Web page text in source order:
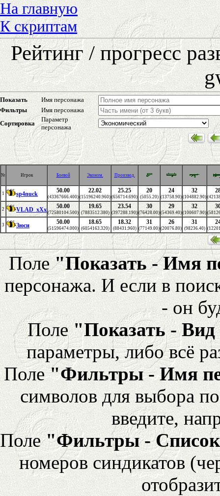
На главную
К скриптам
Рейтинг / прогресс
Показать
Имя персонажа
Фильтры
Имя персонажа
Сортировка
Параметр
персонажа
№ Игрок Боевой Эконом. Производ.
1 sp4nuck 50.00
(43367666.400)
22.02
(15196240.960)
25.25
(656714.690)
20
(5055.20)
24
(13758.90)
32
(104882.90)
2 VLAD_xXx 50.00
(72580104.500)
19.65
(7883512.380)
23.54
(397288.190)
30
(76428.00)
29
(54369.40)
32
(100607.90)
3 Зюси 50.00
(51596474.000)
18.65
(6054163.320)
18.32
(88431.960)
31
(77149.00)
26
(20076.80)
31
(98236.40)
Поле"Показать - Имя
персонажа. И если в
- он
Поле"Показать -
параметры, либо всё
Поле"Фильтры - Имя
символов для выбора
введите,
Поле"Фильтры - Список
номеров синдикатов